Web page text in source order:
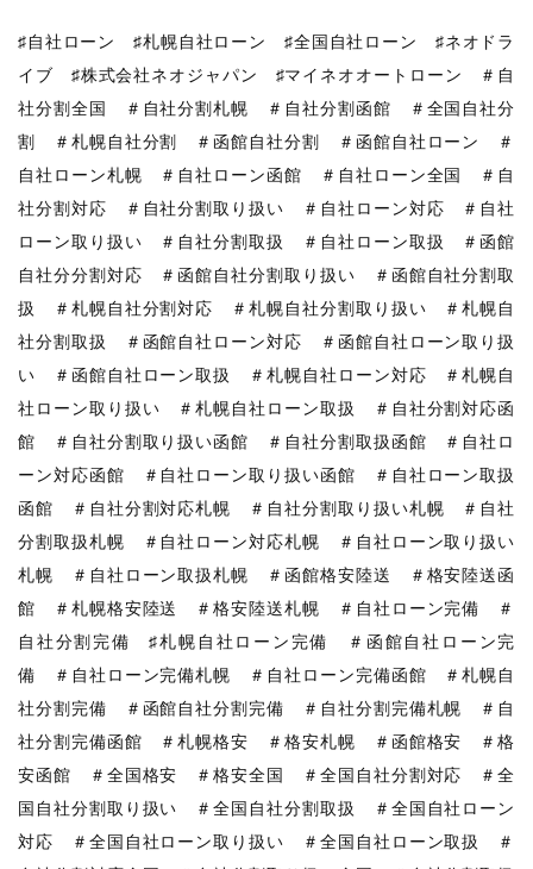
♯自社ローン ♯札幌自社ローン ♯全国自社ローン ♯ネオドラ
イブ ♯株式会社ネオジャパン ♯マイネオオートローン ＃自
社分割全国 ＃自社分割札幌 ＃自社分割函館 ＃全国自社分
割 ＃札幌自社分割 ＃函館自社分割 ＃函館自社ローン ＃
自社ローン札幌 ＃自社ローン函館 ＃自社ローン全国 ＃自
社分割対応 ＃自社分割取り扱い ＃自社ローン対応 ＃自社
ローン取り扱い ＃自社分割取扱 ＃自社ローン取扱 ＃函館
自社分分割対応 ＃函館自社分割取り扱い ＃函館自社分割取
扱 ＃札幌自社分割対応 ＃札幌自社分割取り扱い ＃札幌自
社分割取扱 ＃函館自社ローン対応 ＃函館自社ローン取り扱
い ＃函館自社ローン取扱 ＃札幌自社ローン対応 ＃札幌自
社ローン取り扱い ＃札幌自社ローン取扱 ＃自社分割対応函
館 ＃自社分割取り扱い函館 ＃自社分割取扱函館 ＃自社ロ
ーン対応函館 ＃自社ローン取り扱い函館 ＃自社ローン取扱
函館 ＃自社分割対応札幌 ＃自社分割取り扱い札幌 ＃自社
分割取扱札幌 ＃自社ローン対応札幌 ＃自社ローン取り扱い
札幌 ＃自社ローン取扱札幌 ＃函館格安陸送 ＃格安陸送函
館 ＃札幌格安陸送 ＃格安陸送札幌 ＃自社ローン完備 ＃
自社分割完備 ♯札幌自社ローン完備 ＃函館自社ローン完
備 ＃自社ローン完備札幌 ＃自社ローン完備函館 ＃札幌自
社分割完備 ＃函館自社分割完備 ＃自社分割完備札幌 ＃自
社分割完備函館 ＃札幌格安 ＃格安札幌 ＃函館格安 ＃格
安函館 ＃全国格安 ＃格安全国 ＃全国自社分割対応 ＃全
国自社分割取り扱い ＃全国自社分割取扱 ＃全国自社ローン
対応 ＃全国自社ローン取り扱い ＃全国自社ローン取扱 ＃